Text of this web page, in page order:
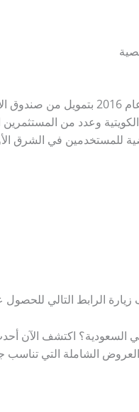
وعدد من
للمستخدمين في الشرق
زيارة الرابط التالي
اكتشف الآن أحدث
الشاملة التي تناسب